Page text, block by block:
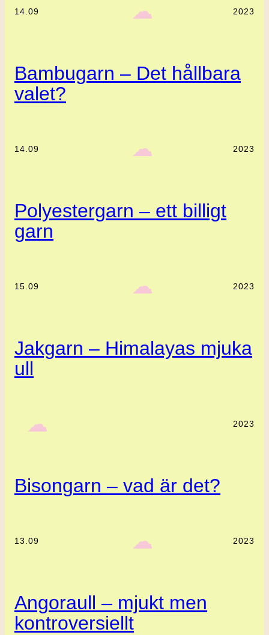
14.09 ‎ ‎‎ ☁︎‎‎ 2023
Bambugarn – Det hållbara
valet?
14.09 ‎ ‎‎ ☁︎‎‎ 2023
Polyestergarn – ett billigt
garn
15.09 ‎ ‎‎ ☁︎‎‎ 2023
Jakgarn – Himalayas mjuka
ull
‎ ‎‎ ☁︎‎‎ 2023
Bisongarn – vad är det?
13.09 ‎ ‎‎ ☁︎‎‎ 2023
Angoraull – mjukt men
kontroversiellt